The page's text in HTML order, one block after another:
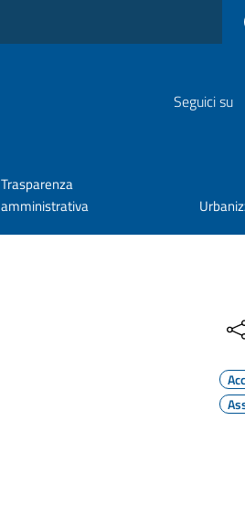
Seguici su
Trasparenza
amministrativa